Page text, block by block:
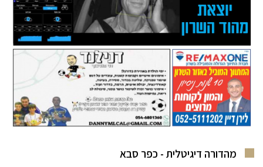
מהדורה דיגיטלית - כפר סבא